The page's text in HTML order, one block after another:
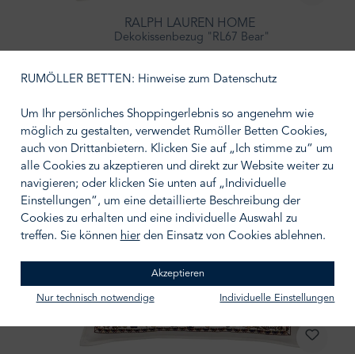
RALPH LAUREN HOME
Dekokissenbezug "RL67 Bear"
RUMÖLLER BETTEN: Hinweise zum Datenschutz
Um Ihr persönliches Shoppingerlebnis so angenehm wie
möglich zu gestalten, verwendet Rumöller Betten Cookies,
auch von Drittanbietern. Klicken Sie auf „Ich stimme zu“ um
alle Cookies zu akzeptieren und direkt zur Website weiter zu
navigieren; oder klicken Sie unten auf „Individuelle
Einstellungen“, um eine detaillierte Beschreibung der
Cookies zu erhalten und eine individuelle Auswahl zu
treffen. Sie können hierden Einsatz von Cookies ablehnen.
Akzeptieren
Nur technisch notwendige Individuelle Einstellungen